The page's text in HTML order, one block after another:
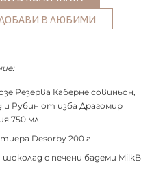
В ЛЮБИМИ
Резерва Каберне совиньон,
и Рубин от изба Драгомир
750 мл
Desorby 200 г
шоколад с печени бадеми